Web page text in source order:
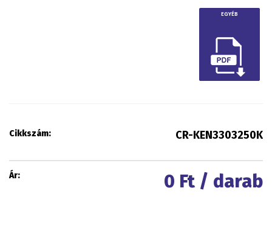
EGYÉB
Cikkszám: CR-KEN3303250K
Ár: 0 Ft / darab